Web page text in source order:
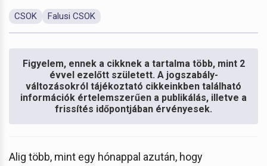
CSOK Falusi CSOK
Figyelem, ennek a cikknek a tartalma több, mint 2
évvel ezelőtt született. A jogszabály-
változásokról tájékoztató cikkeinkben található
információk értelemszerűen a publikálás, illetve a
frissítés időpontjában érvényesek.
Alig több, mint egy hónappal azután, hogy